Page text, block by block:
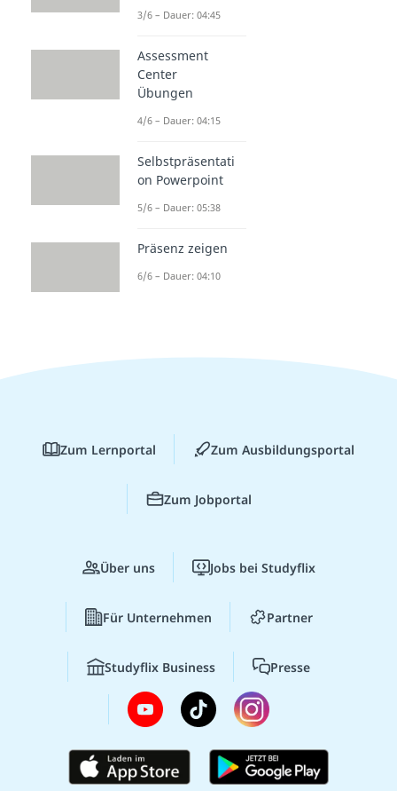
3/6 – Dauer: 04:45
Assessment
Center
Übungen
4/6 – Dauer: 04:15
Selbstpräsentati
on Powerpoint
5/6 – Dauer: 05:38
Präsenz zeigen
6/6 – Dauer: 04:10
Zum Lernportal Zum Ausbildungsportal
Zum Jobportal
Über uns Jobs bei Studyflix
Für Unternehmen Partner
Studyflix Business Presse